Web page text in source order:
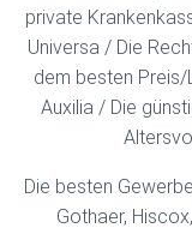
private
Universa / Die
dem besten Preis/
Auxilia / Die
Die besten
Gothaer,Impressum